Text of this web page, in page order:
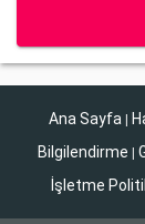
Ana Sayfa |
Bilgilendirme |
İşletme